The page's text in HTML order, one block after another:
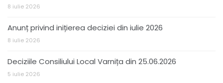
8 iulie 2026
Anunț privind inițierea deciziei din iulie 2026
8 iulie 2026
Deciziile Consiliului Local Varnița din 25.06.2026
5 iulie 2026